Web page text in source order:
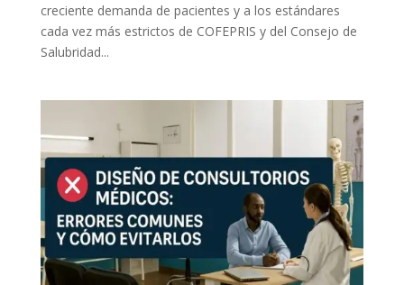
creciente demanda de pacientes y a los estándares
cada vez más estrictos de COFEPRIS y del Consejo de
Salubridad...